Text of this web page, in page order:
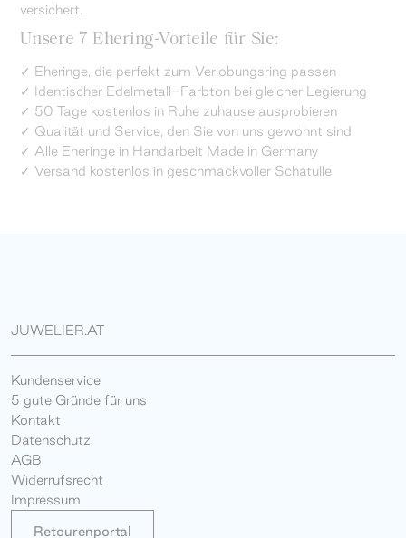
versichert.
Unsere 7 Ehering-Vorteile für Sie:
✓ Eheringe, die perfekt zum Verlobungsring passen
✓ Identischer Edelmetall-Farbton bei gleicher Legierung
✓ 50 Tage kostenlos in Ruhe zuhause ausprobieren
✓ Qualität und Service, den Sie von uns gewohnt sind
✓ Alle Eheringe in Handarbeit Made in Germany
✓ Versand kostenlos in geschmackvoller Schatulle
JUWELIER.AT
Kundenservice
5 gute Gründe für uns
Kontakt
Datenschutz
AGB
Widerrufsrecht
Impressum
Retourenportal